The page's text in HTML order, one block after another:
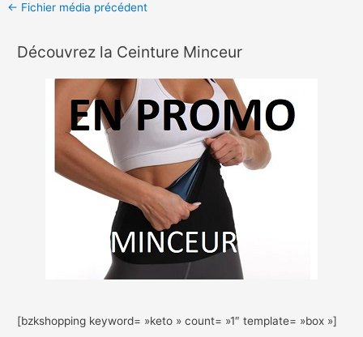
← Fichier média précédent
Découvrez la Ceinture Minceur
[bzkshopping keyword= »keto » count= »1″ template= »box »]